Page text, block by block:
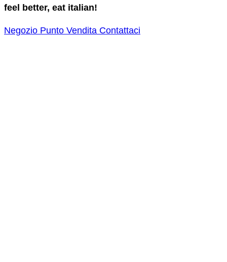
feel better, eat italian!
Negozio Punto Vendita Contattaci